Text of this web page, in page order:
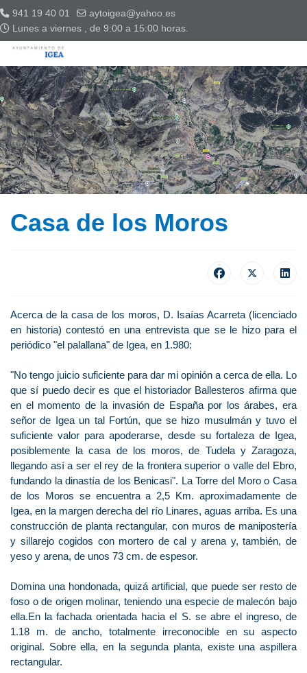
941 19 40 01
aytoigea@yahoo.es
Lunes a viernes , de 9:00 a 15:00 horas.
Casa de los Moros
Acerca de la casa de los moros, D. Isaías Acarreta (licenciado
en historia) contestó en una entrevista que se le hizo para el
periódico "el palallana" de Igea, en 1.980:
"No tengo juicio suficiente para dar mi opinión a cerca de ella. Lo
que sí puedo decir es que el historiador Ballesteros afirma que
en el momento de la invasión de España por los árabes, era
señor de Igea un tal Fortún, que se hizo musulmán y tuvo el
suficiente valor para apoderarse, desde su fortaleza de Igea,
posiblemente la casa de los moros, de Tudela y Zaragoza,
llegando así a ser el rey de la frontera superior o valle del Ebro,
fundando la dinastía de los Benicasi". La Torre del Moro o Casa
de los Moros se encuentra a 2,5 Km. aproximadamente de
Igea, en la margen derecha del río Linares, aguas arriba. Es una
construcción de planta rectangular, con muros de manipostería
y sillarejo cogidos con mortero de cal y arena y, también, de
yeso y arena, de unos 73 cm. de espesor.
Domina una hondonada, quizá artificial, que puede ser resto de
foso o de origen molinar, teniendo una especie de malecón bajo
ella.En la fachada orientada hacia el S. se abre el ingreso, de
1.18 m. de ancho, totalmente irreconocible en su aspecto
original. Sobre ella, en la segunda planta, existe una aspillera
rectangular.